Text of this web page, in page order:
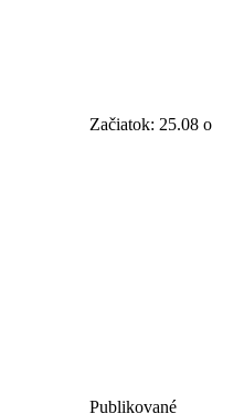
Začiatok: 25.08 o
Publikované